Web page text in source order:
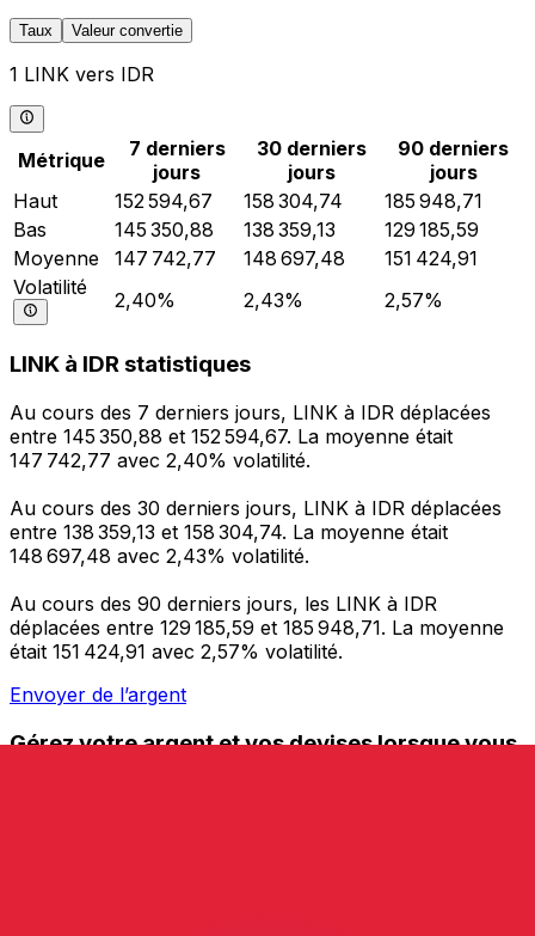
Taux Valeur convertie
1 LINK vers IDR
Métrique
7 derniers
jours
30 derniers
jours
90 derniers
jours
Haut
152 594,67 158 304,74
185 948,71
Bas
145 350,88 138 359,13
129 185,59
Moyenne
147 742,77 148 697,48
151 424,91
Volatilité
2,40% 2,43% 2,57%
LINK à IDR statistiques
Au cours des 7 derniers jours, LINK à IDR déplacées
entre 145 350,88 et 152 594,67. La moyenne était
147 742,77 avec 2,40% volatilité.
Au cours des 30 derniers jours, LINK à IDR déplacées
entre 138 359,13 et 158 304,74. La moyenne était
148 697,48 avec 2,43% volatilité.
Au cours des 90 derniers jours, les LINK à IDR
déplacées entre 129 185,59 et 185 948,71. La moyenne
était 151 424,91 avec 2,57% volatilité.
Envoyer de l’argent
Gérez votre argent et vos devises lorsque vous